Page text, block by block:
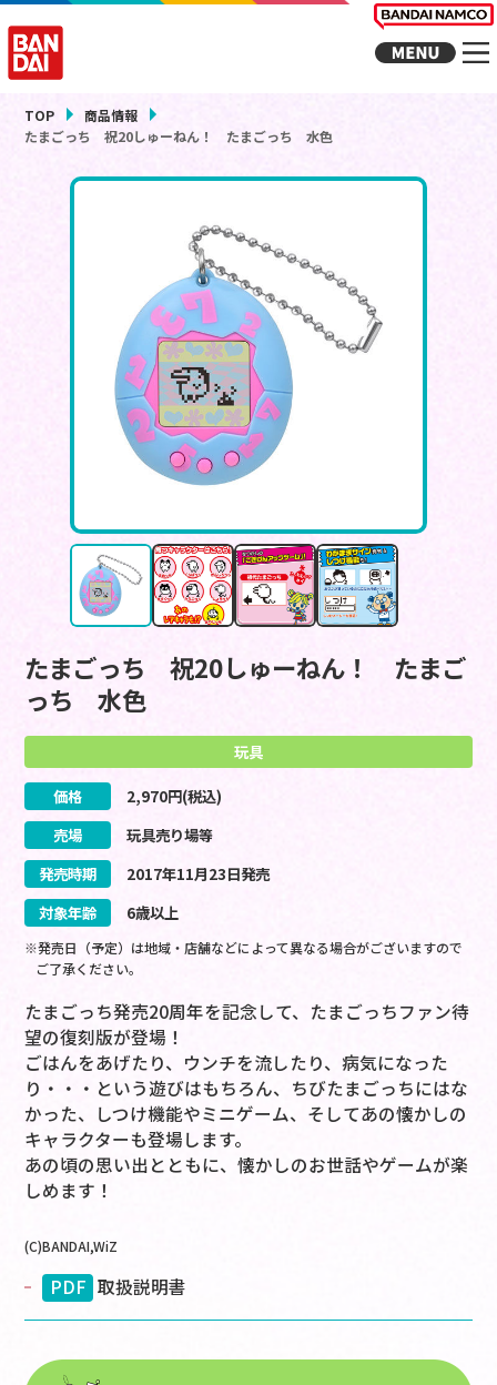
TOP
商品情報
たまごっち 祝20しゅーねん！ たまごっち 水色
たまごっち 祝20しゅーねん！ たまご
っち 水色
玩具
価格 2,970円(税込)
売場
玩具売り場等
発売時期
2017年11月23日発売
対象年齢
6歳以上
※発売日（予定）は地域・店舗などによって異なる場合がございますので
ご了承ください。
たまごっち発売20周年を記念して、たまごっちファン待
望の復刻版が登場！
ごはんをあげたり、ウンチを流したり、病気になった
り・・・という遊びはもちろん、ちびたまごっちにはな
かった、しつけ機能やミニゲーム、そしてあの懐かしの
キャラクターも登場します。
あの頃の思い出とともに、懐かしのお世話やゲームが楽
しめます！
(C)BANDAI,WiZ
PDF 取扱説明書